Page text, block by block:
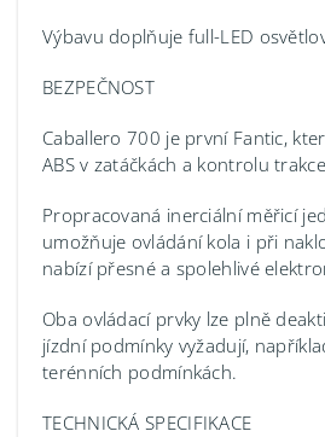
Výbavu doplňuje full-LED
BEZPEČNOST
Caballero 700 je první Fantic,
ABS v zatáčkách a kontrolu
Propracovaná inerciální měřicí
umožňuje ovládání kola i při
nabízí přesné a spolehlivé
Oba ovládací prvky lze plně
jízdní podmínky vyžadují,
terénních podmínkách.
TECHNICKÁ SPECIFIKACE